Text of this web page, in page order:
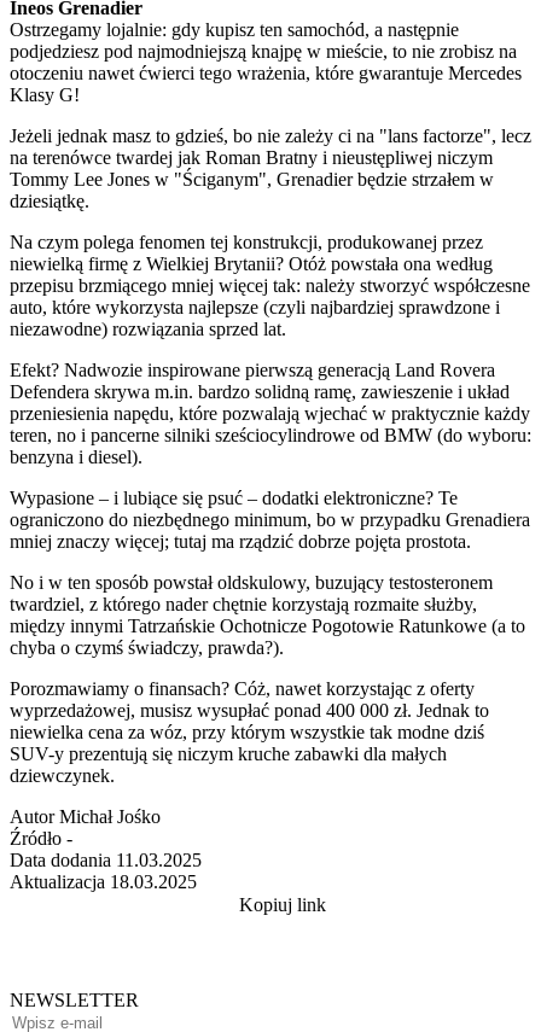
Ineos Grenadier
Ostrzegamy lojalnie: gdy kupisz ten samochód, a następnie
podjedziesz pod najmodniejszą knajpę w mieście, to nie zrobisz na
otoczeniu nawet ćwierci tego wrażenia, które gwarantuje Mercedes
Klasy G!
Jeżeli jednak masz to gdzieś, bo nie zależy ci na "lans factorze", lecz
na terenówce twardej jak Roman Bratny i nieustępliwej niczym
Tommy Lee Jones w "Ściganym", Grenadier będzie strzałem w
dziesiątkę.
Na czym polega fenomen tej konstrukcji, produkowanej przez
niewielką firmę z Wielkiej Brytanii? Otóż powstała ona według
przepisu brzmiącego mniej więcej tak: należy stworzyć współczesne
auto, które wykorzysta najlepsze (czyli najbardziej sprawdzone i
niezawodne) rozwiązania sprzed lat.
Efekt? Nadwozie inspirowane pierwszą generacją Land Rovera
Defendera skrywa m.in. bardzo solidną ramę, zawieszenie i układ
przeniesienia napędu, które pozwalają wjechać w praktycznie każdy
teren, no i pancerne silniki sześciocylindrowe od BMW (do wyboru:
benzyna i diesel).
Wypasione – i lubiące się psuć – dodatki elektroniczne? Te
ograniczono do niezbędnego minimum, bo w przypadku Grenadiera
mniej znaczy więcej; tutaj ma rządzić dobrze pojęta prostota.
No i w ten sposób powstał oldskulowy, buzujący testosteronem
twardziel, z którego nader chętnie korzystają rozmaite służby,
między innymi Tatrzańskie Ochotnicze Pogotowie Ratunkowe (a to
chyba o czymś świadczy, prawda?).
Porozmawiamy o finansach? Cóż, nawet korzystając z oferty
wyprzedażowej, musisz wysupłać ponad 400 000 zł. Jednak to
niewielka cena za wóz, przy którym wszystkie tak modne dziś
SUV-y prezentują się niczym kruche zabawki dla małych
dziewczynek.
Autor Michał Jośko
Źródło -
Data dodania 11.03.2025
Aktualizacja 18.03.2025
Kopiuj link
NEWSLETTER